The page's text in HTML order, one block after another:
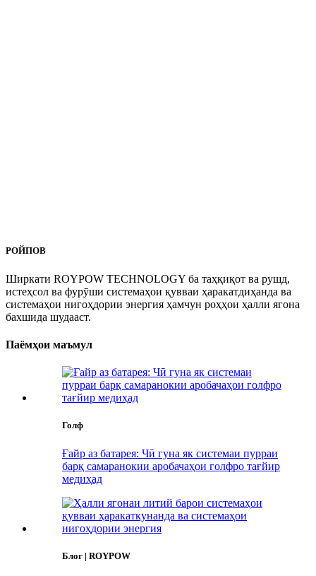
РОЙПОВ
Ширкати ROYPOW TECHNOLOGY ба таҳқиқот ва рушд,
истеҳсол ва фурӯши системаҳои қувваи ҳаракатдиҳанда ва
системаҳои нигоҳдории энергия ҳамчун роҳҳои ҳалли ягона
бахшида шудааст.
Паёмҳои маъмул
Голф
Ғайр аз батарея: Чӣ гуна як системаи пурраи
барқ ​​​​самаранокии аробачаҳои голфро тағйир
медиҳад
Блог | ROYPOW